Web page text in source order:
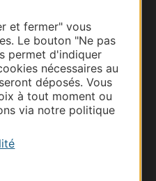
et fermer" vous
Le bouton "Ne pas
permet d'indiquer
nécessaires au
déposés. Vous
à tout moment ou
via notre politique
recevoir des